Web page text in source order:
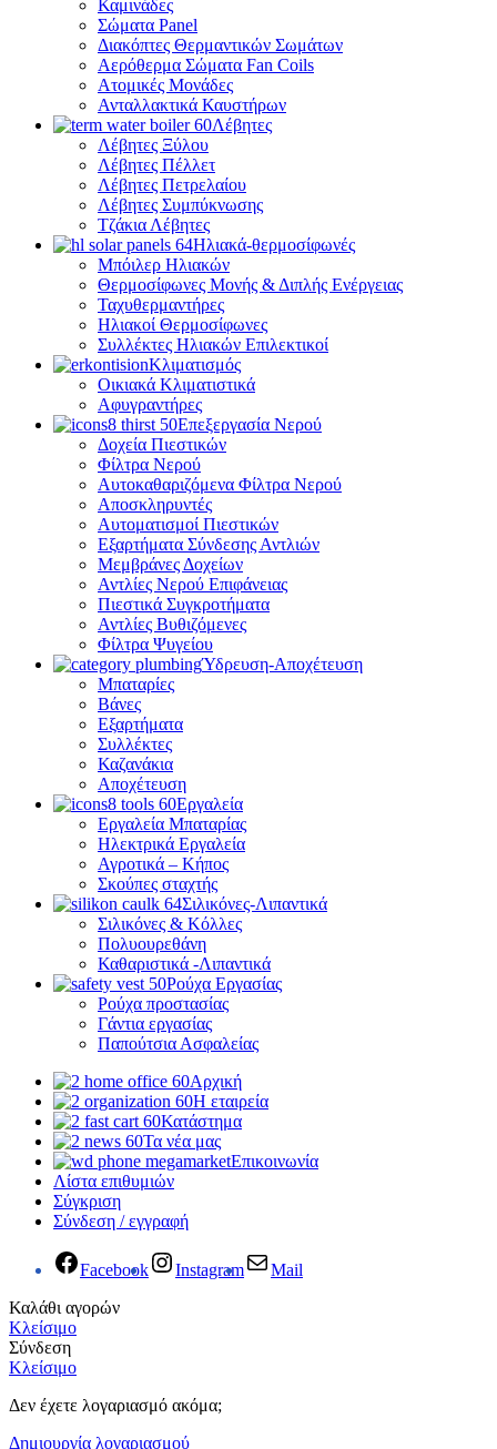
Καμινάδες
Σώματα Panel
Διακόπτες Θερμαντικών Σωμάτων
Αερόθερμα Σώματα Fan Coils
Ατομικές Μονάδες
Ανταλλακτικά Καυστήρων
Λέβητες
Λέβητες Ξύλου
Λέβητες Πέλλετ
Λέβητες Πετρελαίου
Λέβητες Συμπύκνωσης
Τζάκια Λέβητες
Ηλιακά-θερμοσίφωνές
Μπόιλερ Ηλιακών
Θερμοσίφωνες Μονής & Διπλής Ενέργειας
Ταχυθερμαντήρες
Ηλιακοί Θερμοσίφωνες
Συλλέκτες Ηλιακών Επιλεκτικοί
Κλιματισμός
Οικιακά Κλιματιστικά
Αφυγραντήρες
Επεξεργασία Νερού
Δοχεία Πιεστικών
Φίλτρα Νερού
Αυτοκαθαριζόμενα Φίλτρα Νερού
Αποσκληρυντές
Αυτοματισμοί Πιεστικών
Εξαρτήματα Σύνδεσης Αντλιών
Μεμβράνες Δοχείων
Αντλίες Νερού Επιφάνειας
Πιεστικά Συγκροτήματα
Αντλίες Βυθιζόμενες
Φίλτρα Ψυγείου
Ύδρευση-Αποχέτευση
Μπαταρίες
Βάνες
Εξαρτήματα
Συλλέκτες
Καζανάκια
Αποχέτευση
Εργαλεία
Εργαλεία Μπαταρίας
Ηλεκτρικά Εργαλεία
Αγροτικά – Κήπος
Σκούπες σταχτής
Σιλικόνες-Λιπαντικά
Σιλικόνες & Κόλλες
Πολυουρεθάνη
Καθαριστικά -Λιπαντικά
Ρούχα Εργασίας
Ρούχα προστασίας
Γάντια εργασίας
Παπούτσια Ασφαλείας
Αρχική
Η εταιρεία
Κατάστημα
Τα νέα μας
Επικοινωνία
Λίστα επιθυμιών
Σύγκριση
Σύνδεση / εγγραφή
Facebook Instagram
Mail
Καλάθι αγορών
Κλείσιμο
Σύνδεση
Κλείσιμο
Δεν έχετε λογαριασμό ακόμα;
Δημιουργία λογαριασμού